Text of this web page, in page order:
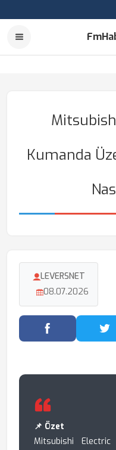
Kumanda
LEVERSNET
08.07.2026
Facebook'ta
📌 Özet
Mitsubishi Electric